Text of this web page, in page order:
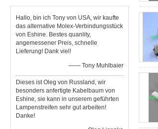
Hallo, bin ich Tony von USA, wir kaufte
das alternative Molex-Verbindungsstück
von Eshine. Bestes quanlity,
angemessener Preis, schnelle
Lieferung! Dank viel!
—— Tony Muhlbaier
Dieses ist Oleg von Russland, wir
besonders anfertigte Kabelbaum von
Eshine, sie kann in unserem geführten
Lampenstreifen sehr gut arbeiten!
Danke!